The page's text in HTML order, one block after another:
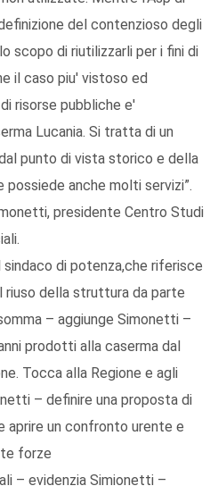
del contenzioso degli
scopo di riutilizzarli per i fini di
il caso piu' vistoso ed
risorse pubbliche e'
Lucania. Si tratta di un
punto di vista storico e della
anche molti servizi”.
presidente Centro Studi
sindaco di potenza,che riferisce
riuso della struttura da parte
– aggiunge Simonetti –
prodotti alla caserma dal
Tocca alla Regione e agli
– definire una proposta di
aprire un confronto urente e
forze
– evidenzia Simionetti –